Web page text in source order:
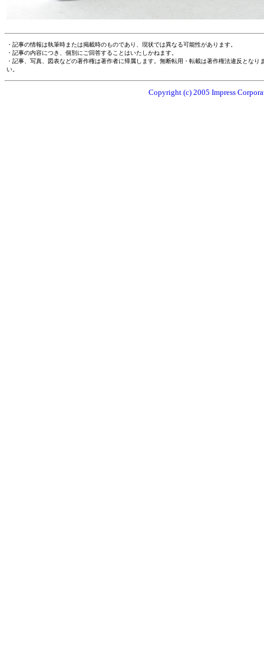
・記事の情報は執筆時または掲載時のものであり、現状では異なる可能性があります。
・記事の内容につき、個別にご回答することはいたしかねます。
・記事、写真、図表などの著作権は著作者に帰属します。無断転用・転載は著作権法違反とな
い。
Copyright (c) 2005 Impress